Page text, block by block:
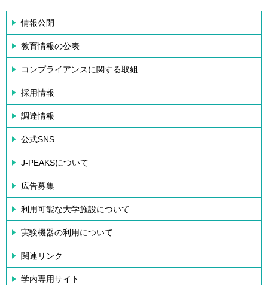
情報公開
教育情報の公表
コンプライアンスに関する取組
採用情報
調達情報
公式SNS
J-PEAKSについて
広告募集
利用可能な大学施設について
実験機器の利用について
関連リンク
学内専用サイト